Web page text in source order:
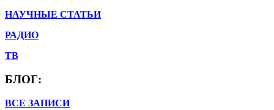
НАУЧНЫЕ СТАТЬИ
РАДИО
ТВ
БЛОГ:
ВСЕ ЗАПИСИ